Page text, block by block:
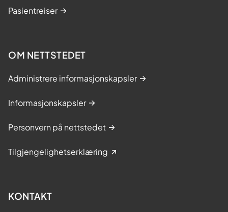
Pasientreiser
OM NETTSTEDET
Administrere informasjonskapsler
Informasjonskapsler
Personvern på nettstedet
Tilgjengelighetserklæring
KONTAKT